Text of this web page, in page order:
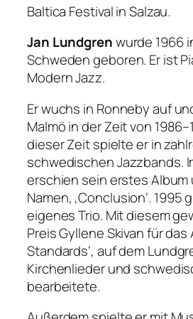
Baltica Festival in Salzau.
Jan Lundgrenwurde 1966
Schweden geboren. Er ist
Modern Jazz.
Er wuchs in Ronneby auf
Malmö in der Zeit von
dieser Zeit spielte er in
schwedischen Jazzbands.
erschien sein erstes
Namen, ‚Conclusion‘. 1995
eigenes Trio. Mit diesem
Preis Gyllene Skivan für das
Standards‘, auf dem
Kirchenlieder und
bearbeitete.